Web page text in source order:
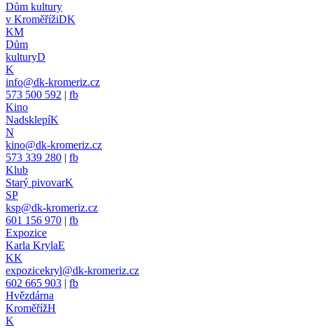
Dům kultury
v KroměřížiDK
KM
Dům
kulturyD
K
info@dk-kromeriz.cz
573 500 592 | fb
Kino
NadsklepíK
N
kino@dk-kromeriz.cz
573 339 280 | fb
Klub
Starý pivovarK
SP
ksp@dk-kromeriz.cz
601 156 970 | fb
Expozice
Karla KrylaE
KK
expozicekryl@dk-kromeriz.cz
602 665 903 | fb
Hvězdárna
KroměřížH
K